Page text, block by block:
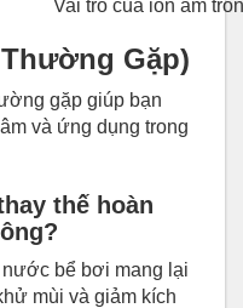
Vai trò của ion âm
Gặp)
gặp giúp bạn
và ứng dụng trong
thế hoàn
bể bơi mang lại
mùi và giảm kích